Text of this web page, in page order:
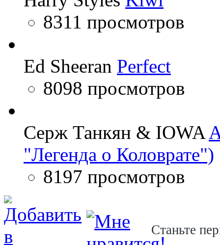
8311 просмотров
Ed Sheeran Perfect
8098 просмотров
Серж Танкян & IOWA
"Легенда о Коловрате")
8197 просмотров
Станьте